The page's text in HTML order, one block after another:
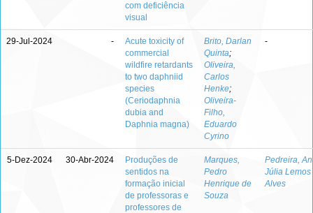
com deficiência
visual
29-Jul-2024 -
Acute toxicity of
commercial
wildfire retardants
to two daphniid
species
(Ceriodaphnia
dubia and
Daphnia magna)
Brito, Darlan
Quinta;
Oliveira,
Carlos
Henke;
Oliveira-
Filho,
Eduardo
Cyrino
-
5-Dez-2024 30-Abr-2024
Produções de
sentidos na
formação inicial
de professoras e
professores de
Marques,
Pedro
Henrique de
Souza
Pedreira,
Júlia Lemos
Alves